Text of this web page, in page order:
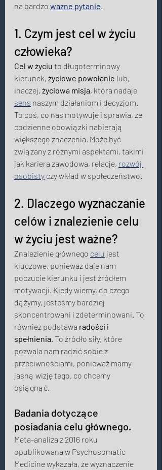
na bardzo ważne pytanie.
1. Czym jest cel w życiu
człowieka?
Cel w życiu to długoterminowy
kierunek, życiowe powołanie lub,
inaczej, życiowa misja, która nadaje
sens naszym działaniom i decyzjom.
To coś, co nas motywuje i sprawia, że
codzienne obowiązki nabierają
większego znaczenia. Może być
związany z różnymi aspektami, takimi
jak kariera zawodowa, relacje, rozwój
osobisty czy wkład w społeczeństwo.
2. Dlaczego wyznaczanie
celów i znalezienie celu
w życiu jest ważne?
Znalezienie głównego celu jest
kluczowe, ponieważ daje nam
poczucie kierunku i jest źródłem
motywacji. Kiedy wiemy, do czego
dążymy, jesteśmy bardziej
skoncentrowani i zdeterminowani. To
również podstawa radości i
spełnienia. To źródło siły, które
pozwala nam radzić sobie z
przeciwnościami, ponieważ mamy
jasną wizję tego, co chcemy
osiągnąć.
Badania dotyczące
posiadania celu głównego.
Meta-analiza z 2016 roku
opublikowana w Psychosomatic
Medicine wykazała, że ​​wyznaczenie